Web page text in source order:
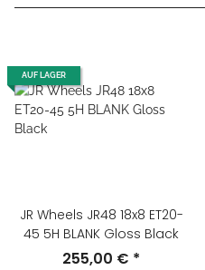
AUF LAGER
JR Wheels JR48 18x8 ET20-
45 5H BLANK Gloss Black
255,00 € *